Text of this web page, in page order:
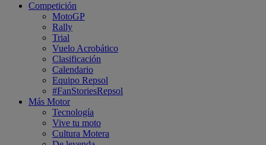
Competición
MotoGP
Rally
Trial
Vuelo Acrobático
Clasificación
Calendario
Equipo Repsol
#FanStoriesRepsol
Más Motor
Tecnología
Vive tu moto
Cultura Motera